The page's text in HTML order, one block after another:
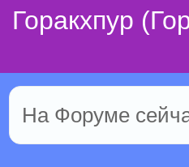
Горакхпур
На Форуме